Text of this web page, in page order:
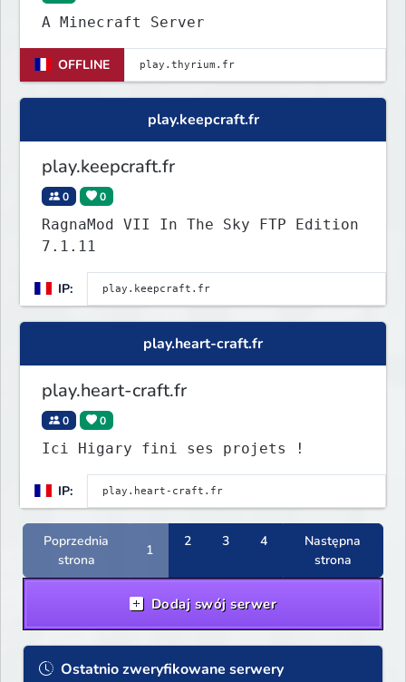
A Minecraft Server
OFFLINE
play.keepcraft.fr
play.keepcraft.fr
0 0
RagnaMod VII In The Sky FTP Edition
7.1.11
IP:
play.heart-craft.fr
play.heart-craft.fr
0 0
Ici Higary fini ses projets !
IP:
Poprzednia
strona
1
2 3 4
Następna
strona
Dodaj swój serwer
Ostatnio zweryfikowane serwery